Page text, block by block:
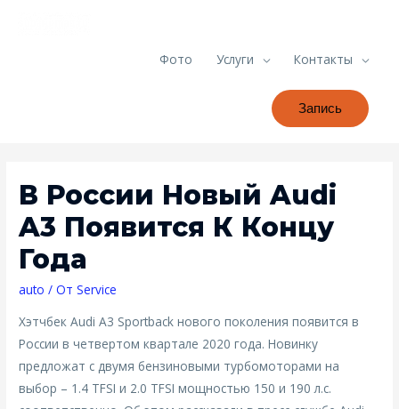
Фото Услуги Контакты
Запись
В России Новый Audi
A3 Появится К Концу
Года
auto / От Service
Хэтчбек Audi A3 Sportback нового поколения появится в
России в четвертом квартале 2020 года. Новинку
предложат с двумя бензиновыми турбомоторами на
выбор – 1.4 TFSI и 2.0 TFSI мощностью 150 и 190 л.с.